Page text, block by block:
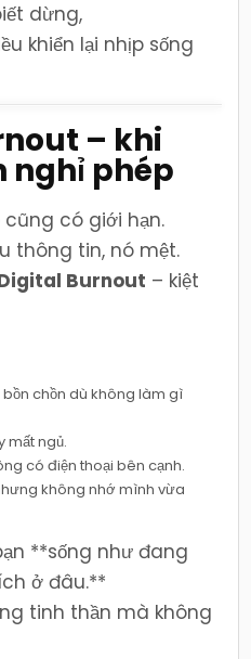
dừng,
khiển lại nhịp sống
– khi
nghỉ phép
có giới hạn.
thông tin, nó mệt.
Burnout – kiệt
chồn dù không làm gì
mất ngủ.
có điện thoại bên cạnh.
không nhớ mình vừa
**sống như đang
ở đâu.**
tinh thần mà không